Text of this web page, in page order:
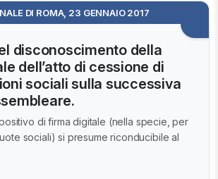
DI ROMA, 23 GENNAIO 2017
disconoscimento della
dell’atto di cessione di
sociali sulla successiva
di firma digitale (nella specie, per
sociali) si presume riconducibile al